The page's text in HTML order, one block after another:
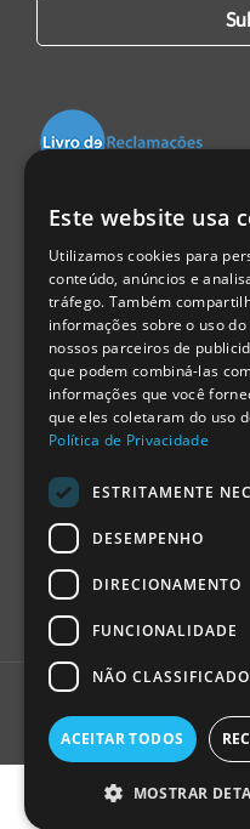
Centro de Arbitragem de
1999 - 2026
Pavilhão
Este website usa
Utilizamos cookies para
conteúdo, anúncios e
tráfego. Também
informações sobre o uso
nossos parceiros de
que podem combiná-las
informações que você
que eles coletaram do uso
Política de Privacidade
ESTRITAMENTE
DESEMPENHO
DIRECIONAMENTO
FUNCIONALIDADE
NÃO
ACEITAR TODOS
MOSTRAR